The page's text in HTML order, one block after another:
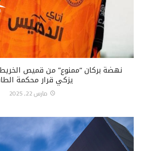
يزكي قرار محكمة
مارس 22, 2025